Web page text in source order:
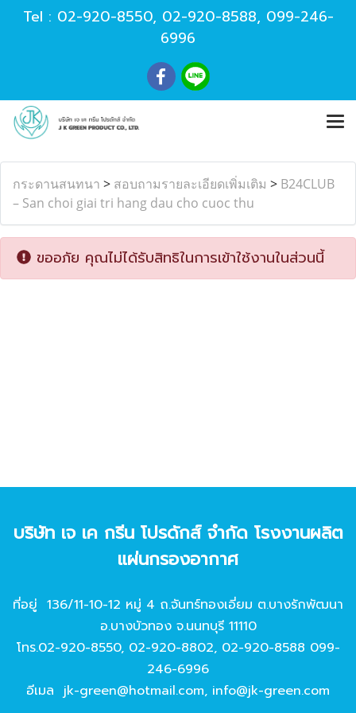
Tel : 02-920-8550, 02-920-8588, 099-246-
6996
กระดานสนทนา > สอบถามรายละเอียดเพิ่มเติม > B24CLUB
– San choi giai tri hang dau cho cuoc thu
ขออภัย คุณไม่ได้รับสิทธิในการเข้าใช้งานในส่วนนี้
บริษัท เจ เค กรีน โปรดักส์ จํากัด โรงงานผลิต
แผ่นกรองอากาศ
ที่อยู่ 136/11-10-12 หมู่ 4 ถ.จันทร์ทองเอี่ยม ต.บางรักพัฒนา
อ.บางบัวทอง จ.นนทบุรี 11110
โทร.02-920-8550, 02-920-8802, 02-920-8588 099-
246-6996
อีเมล jk-green@hotmail.com, info@jk-green.com